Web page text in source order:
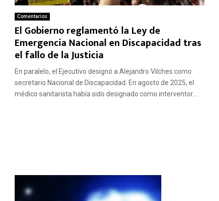
Comentarios
El Gobierno reglamentó la Ley de
Emergencia Nacional en Discapacidad tras
el fallo de la Justicia
En paralelo, el Ejecutivo designó a Alejandro Vilches como
secretario Nacional de Discapacidad. En agosto de 2025, el
médico sanitarista había sido designado como interventor...